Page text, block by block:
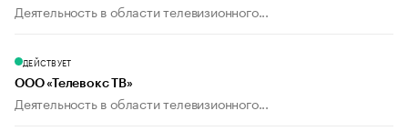
Деятельность в области телевизионного...
ДЕЙСТВУЕТ
ООО «Телевокс ТВ»
Деятельность в области телевизионного...